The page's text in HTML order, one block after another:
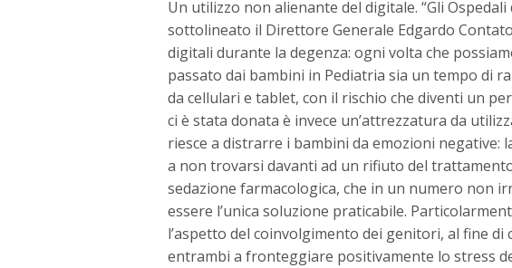
Un utilizzo non alienante del digitale. “Gli Ospedali
sottolineato il Direttore Generale Edgardo
digitali durante la degenza: ogni volta che
passato dai bambini in Pediatria sia un tempo di
da cellulari e tablet, con il rischio che diventi un
ci è stata donata è invece un’attrezzatura da
riesce a distrarre i bambini da emozioni
a non trovarsi davanti ad un rifiuto del
sedazione farmacologica, che in un numero non
essere l’unica soluzione praticabile.
l’aspetto del coinvolgimento dei genitori, al fine
entrambi a fronteggiare positivamente lo stress